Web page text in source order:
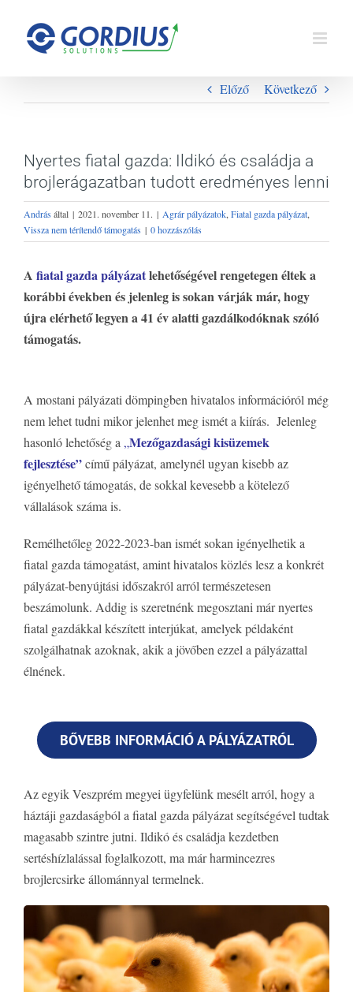
Előző Következő
Nyertes fiatal gazda: Ildikó és családja a
brojlerágazatban tudott eredményes lenni
Andrásáltal | 2021. november 11. | Agrár pályázatok Fiatal gazda pályázat
Vissza nem térítendő támogatás | 0 hozzászólás
A fiatal gazda pályázatlehetőségével rengetegen éltek a
korábbi években és jelenleg is sokan várják már, hogy
újra elérhető legyen a 41 év alatti gazdálkodóknak szóló
támogatás.
A mostani pályázati dömpingben hivatalos információról még
nem lehet tudni mikor jelenhet meg ismét a kiírás. Jelenleg
hasonló lehetőség a „Mezőgazdasági kisüzemek
fejlesztése”című pályázat, amelynél ugyan kisebb az
igényelhető támogatás, de sokkal kevesebb a kötelező
vállalások száma is.
Remélhetőleg 2022-2023-ban ismét sokan igényelhetik a
fiatal gazda támogatást, amint hivatalos közlés lesz a konkrét
pályázat-benyújtási időszakról arról természetesen
beszámolunk. Addig is szeretnénk megosztani már nyertes
fiatal gazdákkal készített interjúkat, amelyek példaként
szolgálhatnak azoknak, akik a jövőben ezzel a pályázattal
élnének.
BŐVEBB INFORMÁCIÓ A PÁLYÁZATRÓL
Az egyik Veszprém megyei ügyfelünk mesélt arról, hogy a
háztáji gazdaságból a fiatal gazda pályázat segítségével tudtak
magasabb szintre jutni. Ildikó és családja kezdetben
sertéshízlalással foglalkozott, ma már harmincezres
brojlercsirke állománnyal termelnek.